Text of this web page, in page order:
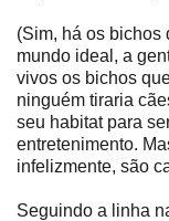
(Sim, há os bichos
mundo ideal, a
vivos os bichos
ninguém tiraria
seu habitat para
entretenimento.
infelizmente, são
Seguindo a linha